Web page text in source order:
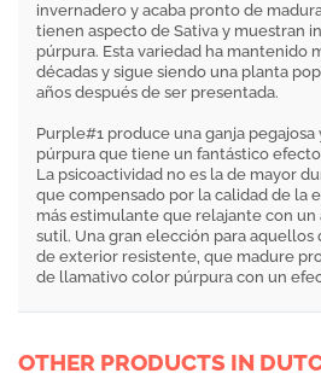
invernadero y acaba pronto de
tienen aspecto de Sativa y muestran
púrpura. Esta variedad ha mantenido
décadas y sigue siendo una planta
años después de ser presentada.
Purple#1 produce una ganja
púrpura que tiene un fantástico
La psicoactividad no es la de mayor
que compensado por la calidad de la
más estimulante que relajante con un
sutil. Una gran elección para aquellos
de exterior resistente, que madure
de llamativo color púrpura con un
OTHER PRODUCTS IN